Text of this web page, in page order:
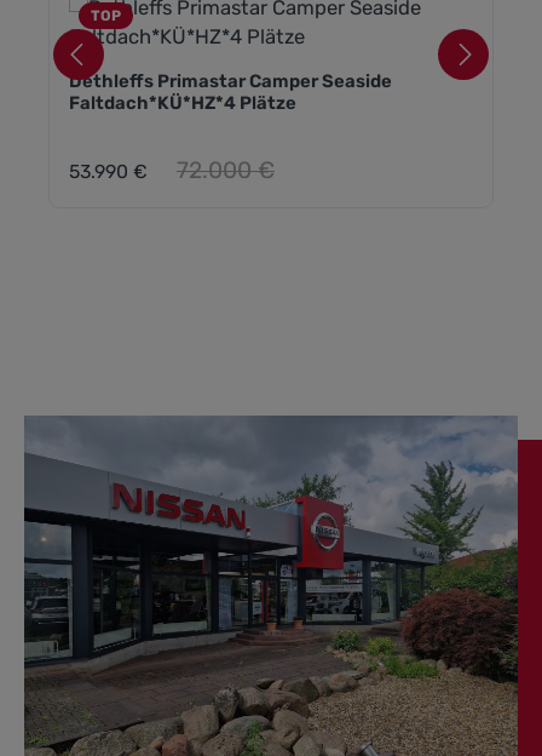
TOP
Dethleffs Primastar Camper Seaside
Faltdach*KÜ*HZ*4 Plätze
Regulärer Preis:
53.990 € 72.000 €